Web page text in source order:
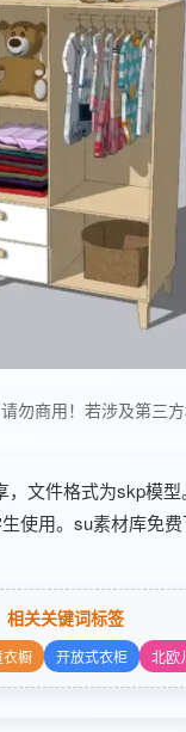
商用！若涉及第三
文件格式为skp模
使用。su素材库免
相关关键词标签
衣橱 开放式衣柜 北欧